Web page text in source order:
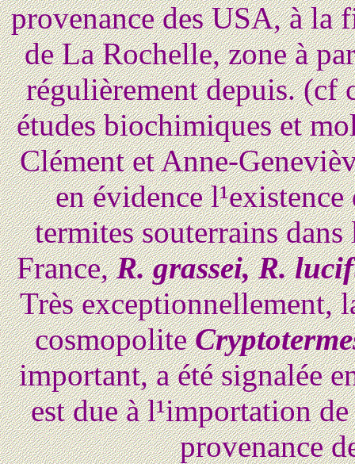
provenance des USA, à la
de La Rochelle, zone à
régulièrement depuis. (cf
études biochimiques et
Clément et Anne-
en évidence
termites souterrains
France,R. grassei, R.
Très exceptionnellement,
cosmopolite
important, a été signalée
est due à l¹importation
provenance